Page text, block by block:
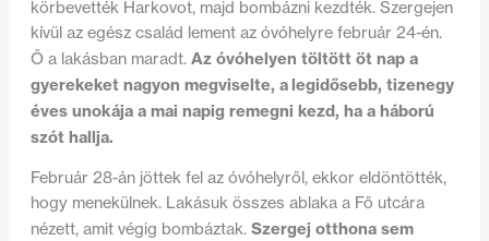
körbevették Harkovot, majd bombázni kezdték. Szergejen
kívül az egész család lement az óvóhelyre február 24-én.
Ő a lakásban maradt. Az óvóhelyen töltött öt nap a
gyerekeket nagyon megviselte, alegidősebb, tizenegy
éves unokája a mai napig remegni kezd, ha a háború
szót hallja.
Február 28-án jöttek fel az óvóhelyről, ekkor eldöntötték,
hogy menekülnek. Lakásuk összes ablaka a Fő utcára
nézett, amit végig bombáztak. Szergej otthona sem